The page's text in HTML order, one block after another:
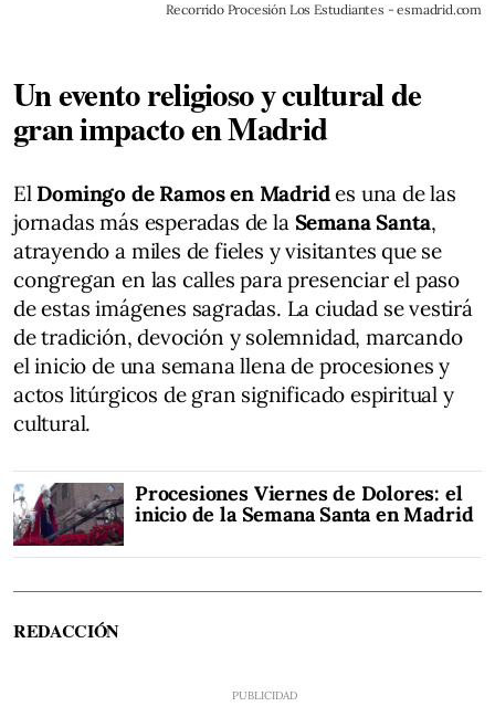
Recorrido Procesión Los Estudiantes - esmadrid.com
Un evento religioso y cultural de
gran impacto en Madrid
El Domingo de Ramos en Madrides una de las
jornadas más esperadas de la Semana Santa,
atrayendo a miles de fieles y visitantes que se
congregan en las calles para presenciar el paso
de estas imágenes sagradas. La ciudad se vestirá
de tradición, devoción y solemnidad, marcando
el inicio de una semana llena de procesiones y
actos litúrgicos de gran significado espiritual y
cultural.
Procesiones Viernes de Dolores: el
inicio de la Semana Santa en Madrid
REDACCIÓN